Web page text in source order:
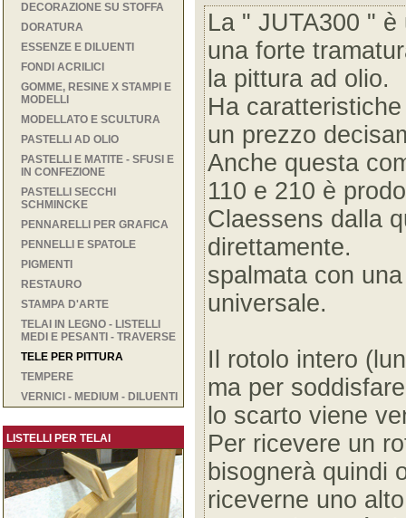
DECORAZIONE SU STOFFA
DORATURA
ESSENZE E DILUENTI
FONDI ACRILICI
GOMME, RESINE X STAMPI E
MODELLI
MODELLATO E SCULTURA
PASTELLI AD OLIO
PASTELLI E MATITE - SFUSI E
IN CONFEZIONE
PASTELLI SECCHI
SCHMINCKE
PENNARELLI PER GRAFICA
PENNELLI E SPATOLE
PIGMENTI
RESTAURO
STAMPA D'ARTE
TELAI IN LEGNO - LISTELLI
MEDI E PESANTI - TRAVERSE
TELE PER PITTURA
TEMPERE
VERNICI - MEDIUM - DILUENTI
LISTELLI PER TELAI
La " JUTA300 "
una forte
la pittura ad olio.
Ha
un prezzo
Anche questa
110 e 210 è
Claessens dalla
direttamente.
spalmata con
universale.
Il rotolo intero
ma per
lo scarto viene
Per ricevere un
bisognerà quindi
riceverne uno